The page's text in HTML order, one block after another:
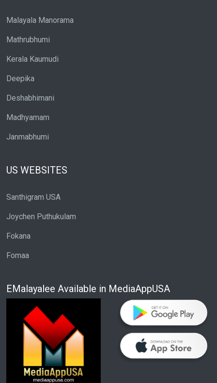
Malayala Manorama
Mathrubhumi
Kerala Kaumudi
Deepika
Deshabhimani
Madhyamam
Janmabhumi
US WEBSITES
Santhigram USA
Joychen Puthukulam
Fokana
Fomaa
EMalayalee Available in MediaAppUSA